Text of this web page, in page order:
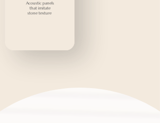
Acoustic panels
that imitate
stone texture